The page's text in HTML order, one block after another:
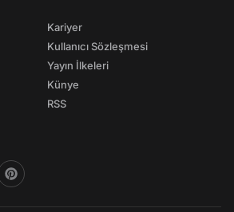
Kariyer
Kullanıcı Sözleşmesi
Yayın İlkeleri
Künye
RSS